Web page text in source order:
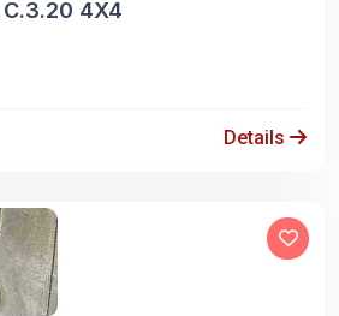
4X4
Details